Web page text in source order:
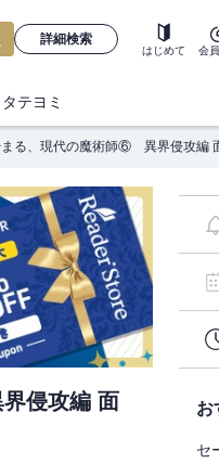
詳細検索
はじめて 会
タテヨミ
まる、現代の魔術師⑥ 異界侵攻編
侵攻編 面
お
セ